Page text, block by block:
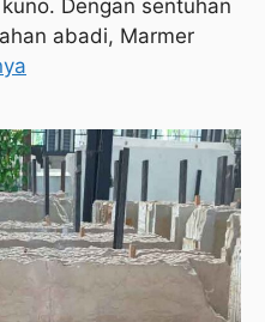
Dengan sentuhan
abadi, Marmer